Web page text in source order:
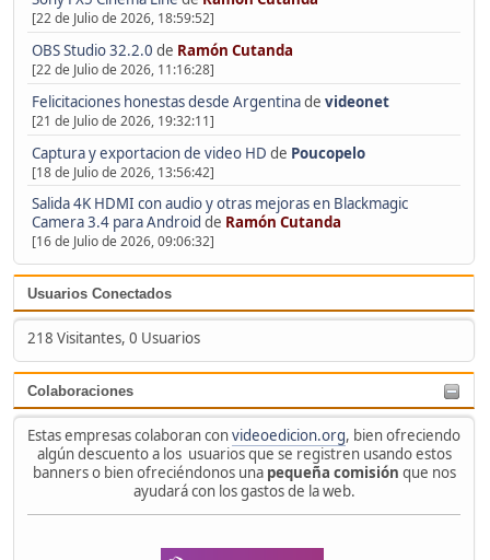
[22 de Julio de 2026, 18:59:52]
OBS Studio 32.2.0 de Ramón Cutanda
[22 de Julio de 2026, 11:16:28]
Felicitaciones honestas desde Argentinade videonet
[21 de Julio de 2026, 19:32:11]
Captura y exportacion de video HD de Poucopelo
[18 de Julio de 2026, 13:56:42]
Salida 4K HDMI con audio y otras mejoras en Blackmagic
Camera 3.4 para Android de Ramón Cutanda
[16 de Julio de 2026, 09:06:32]
Usuarios Conectados
218 Visitantes, 0 Usuarios
Colaboraciones
Estas empresas colaboran convideoedicion.org, bien ofreciendo
algún descuento a los usuarios que se registren usando estos
banners o bien ofreciéndonos una pequeña comisión que nos
ayudará con los gastos de la web.